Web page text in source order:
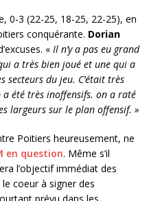
0-3 (22-25, 18-25, 22-25), en
conquérante. Dorian
« Il n’y a pas eu grand
a très bien joué et une qui a
secteurs du jeu. C’était très
été très inoffensifs. on a raté
largeurs sur le plan offensif. »
Poitiers heureusement, ne
en question. Même s’il
l’objectif immédiat des
coeur à signer des